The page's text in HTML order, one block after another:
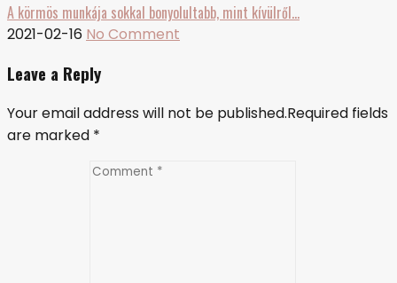
A körmös munkája sokkal bonyolultabb, mint kívülről…
2021-02-16 No Comment
Leave a Reply
Your email address will not be published.Required fields
are marked *